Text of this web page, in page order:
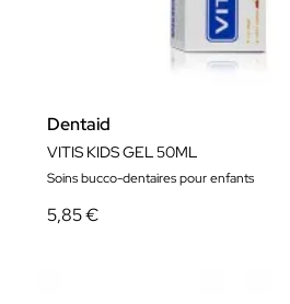
Dentaid
VITIS KIDS GEL 50ML
Soins bucco-dentaires pour enfants
5,85 €